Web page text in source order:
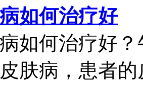
如何治疗好
如何治疗好
肤病，患者